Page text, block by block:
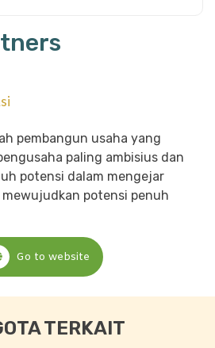
pembangun usaha yang
paling ambisius dan
potensi dalam mengejar
potensi penuh
Go to website
TERKAIT